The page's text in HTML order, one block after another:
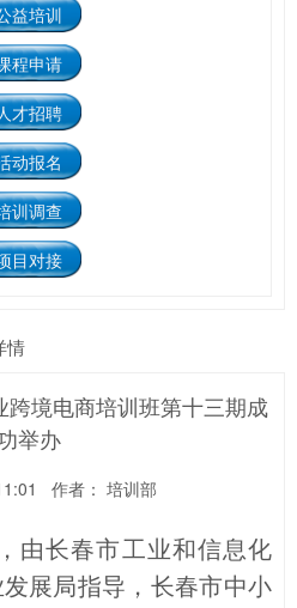
益培训
程申请
人才招聘
动报名
训调查
目对接
情
境电商培训班第十三期成
举办
作者： 培训部
长春市工业和信息化
展局指导，长春市中小